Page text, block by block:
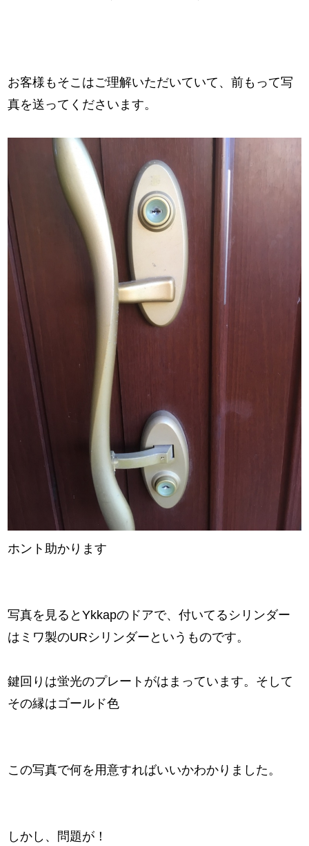
お客様もそこはご理解いただいていて、前もって写
真を送ってくださいます。
ホント助かります
写真を見るとYkkapのドアで、付いてるシリンダー
はミワ製のURシリンダーというものです。
鍵回りは蛍光のプレートがはまっています。そして
その縁はゴールド色
この写真で何を用意すればいいかわかりました。
しかし、問題が！